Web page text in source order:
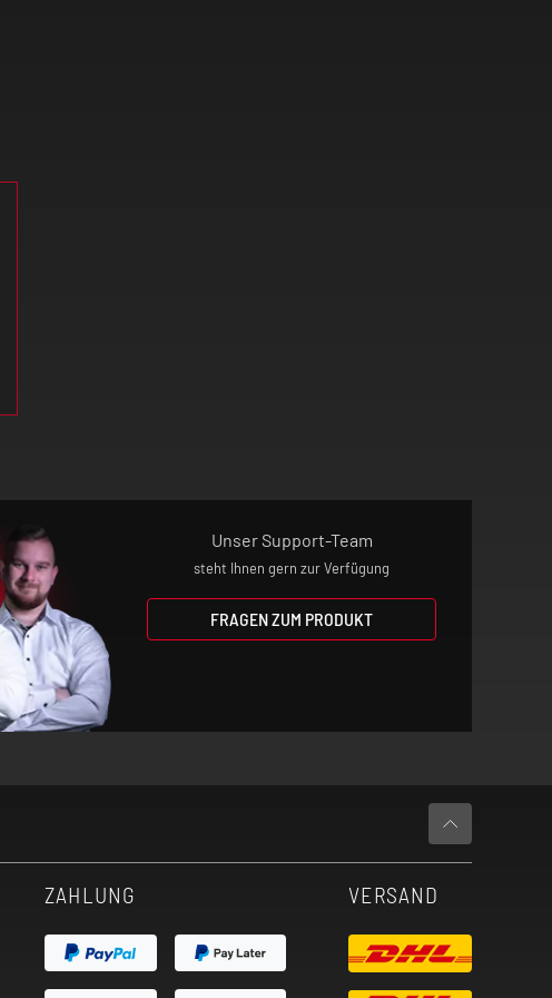
Unser Support-Team
steht Ihnen gern zur Verfügung
FRAGEN ZUM PRODUKT
ZAHLUNG VERSAND